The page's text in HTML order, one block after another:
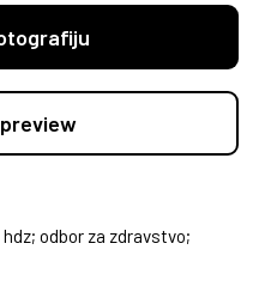
odbor za zdravstvo;